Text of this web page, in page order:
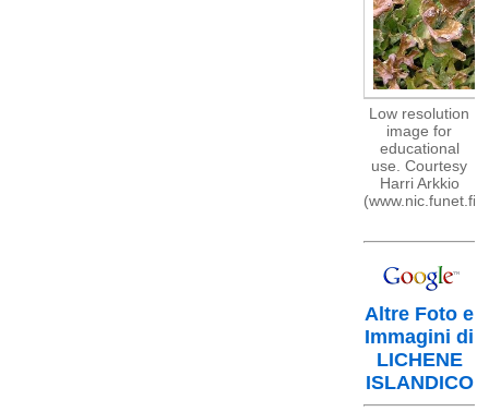
Low resolution
image for
educational
use. Courtesy
Harri Arkkio
(www.nic.funet.fi)
Altre Foto e
Immagini di
LICHENE
ISLANDICO